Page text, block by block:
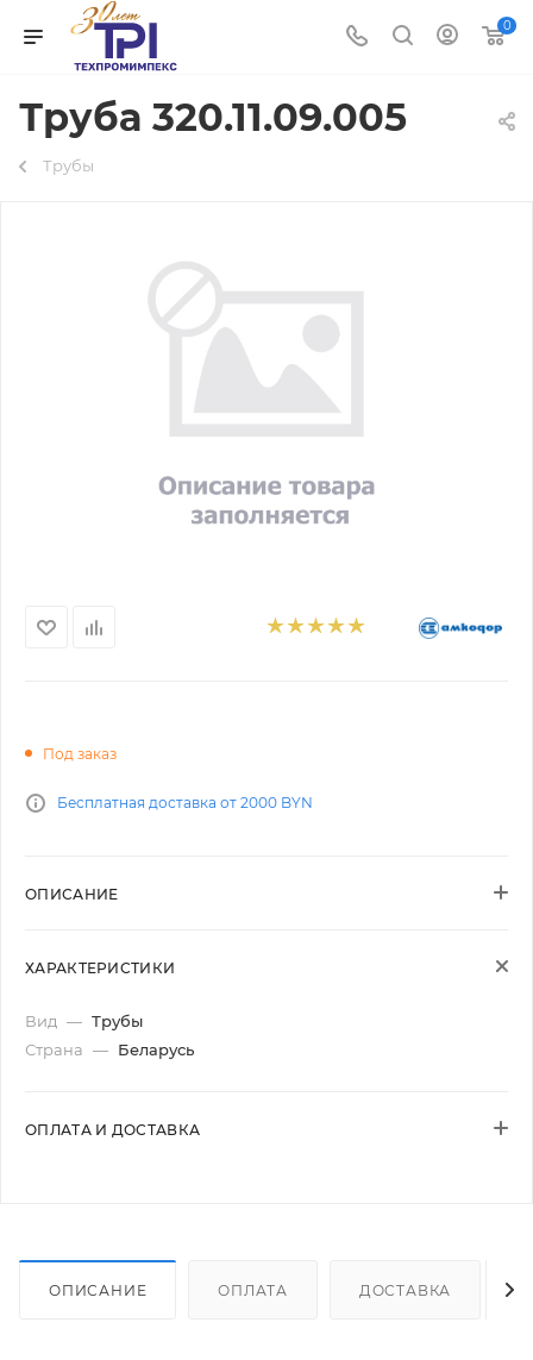
0
Труба 320.11.09.005
Трубы
Под заказ
Бесплатная доставка от 2000 BYN
ОПИСАНИЕ
ХАРАКТЕРИСТИКИ
Вид — Трубы
Страна — Беларусь
ОПЛАТА И ДОСТАВКА
ОПИСАНИЕ ОПЛАТА ДОСТАВКА